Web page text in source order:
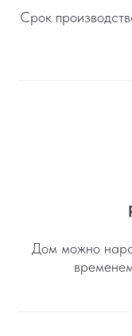
Срок
Дом можно